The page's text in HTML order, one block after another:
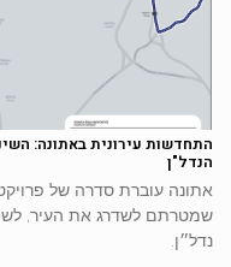
התחדשות עירונית באתונה:
הנדל"ן
אתונה עוברת סדרה של
שמטרתם לשדרג את העיר,
נדל״ן.